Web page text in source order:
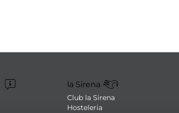
la Sirena
Club la Sirena
Hosteleria